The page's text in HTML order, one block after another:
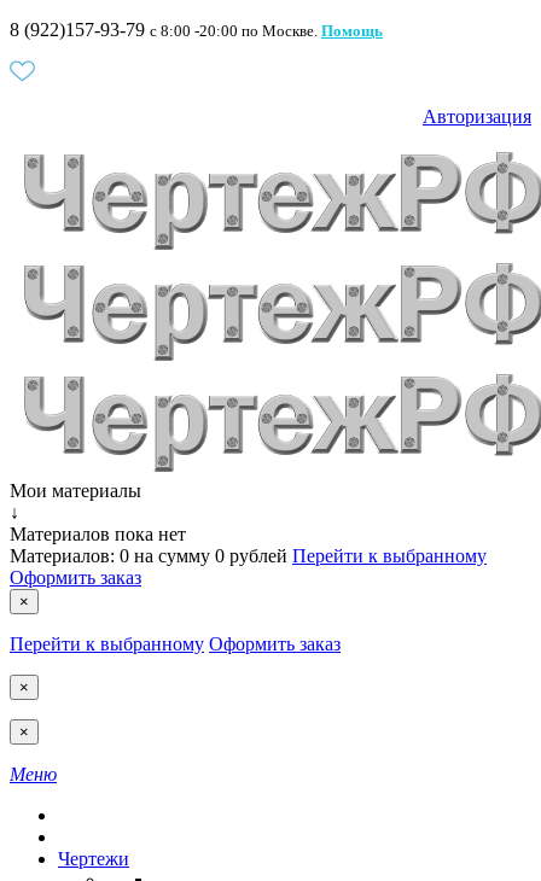
8 (922)157-93-79 c 8:00 -20:00 по Москве. Помощь
Авторизация
Мои материалы
↓
Материалов пока нет
Материалов: 0 на сумму 0 рублей Перейти к выбранному
Оформить заказ
×
Перейти к выбранному Оформить заказ
×
×
Меню
Чертежи